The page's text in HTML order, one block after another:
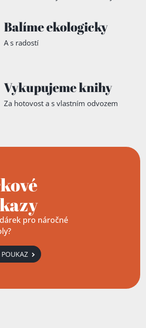
Balíme ekologicky
A s radostí
Vykupujeme knihy
Za hotovost a s vlastním odvozem
pro náročné